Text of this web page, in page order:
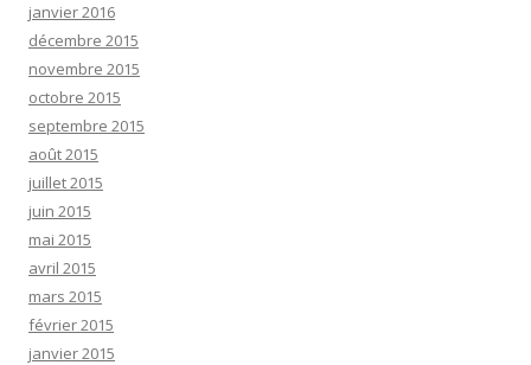
janvier 2016
décembre 2015
novembre 2015
octobre 2015
septembre 2015
août 2015
juillet 2015
juin 2015
mai 2015
avril 2015
mars 2015
février 2015
janvier 2015